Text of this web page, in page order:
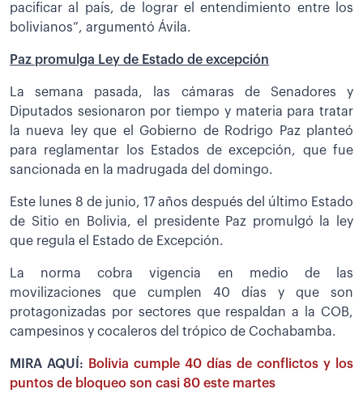
pacificar al país, de lograr el entendimiento entre los
bolivianos”, argumentó Ávila.
Paz promulga Ley de Estado de excepción
La semana pasada, las cámaras de Senadores y
Diputados sesionaron por tiempo y materia para tratar
la nueva ley que el Gobierno de Rodrigo Paz planteó
para reglamentar los Estados de excepción, que fue
sancionada en la madrugada del domingo.
Este lunes 8 de junio, 17 años después del último Estado
de Sitio en Bolivia, el presidente Paz promulgó la ley
que regula el Estado de Excepción.
La norma cobra vigencia en medio de las
movilizaciones que cumplen 40 días y que son
protagonizadas por sectores que respaldan a la COB,
campesinos y cocaleros del trópico de Cochabamba.
MIRA AQUÍ:
Bolivia cumple 40 días de conflictos y los
puntos de bloqueo son casi 80 este martes